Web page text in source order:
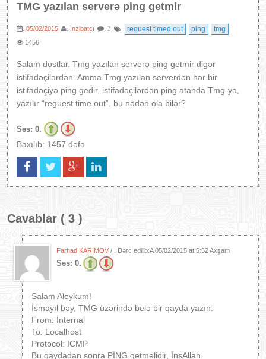
PROQRAMLAR
AVADANLIQLAR
XƏBƏRLƏR
TMG yazılan serverə ping getmir
: 05/02/2015 : İnzibatçı : 3 : request timed out ping tmg
1456
Salam dostlar. Tmg yazılan serverə ping getmir digər
istifadəçilərdən. Amma Tmg yazılan serverdən hər bir
istifadəçiyə ping gedir. istifadəçilərdən ping atanda Tmg-yə,
yazılır “reguest time out”. bu nədən ola bilər?
Səs: 0.
Baxılıb: 1457 dəfə
Cavablar ( 3 )
Farhad KARIMOV / . Dərc edilib:A05/02/2015 at 5:52 Axşam
Səs: 0.
Salam Aleykum!
İsmayıl bəy, TMG üzərində belə bir qayda yazın:
From: İnternal
To: Localhost
Protocol: ICMP
Bu qaydadan sonra PİNG getməlidir, İnşAllah.